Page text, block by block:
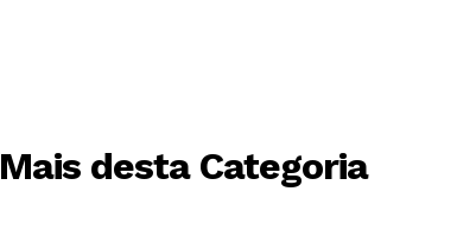
Mais desta Categoria